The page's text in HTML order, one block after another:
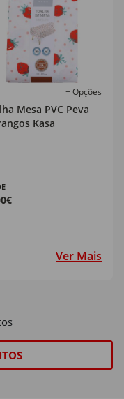
+ Opções
Mesa PVC Peva
Kasa
Ver Mais